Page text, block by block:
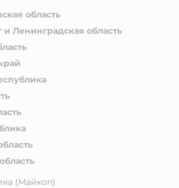
область
и Ленинградская область
(Майкоп)